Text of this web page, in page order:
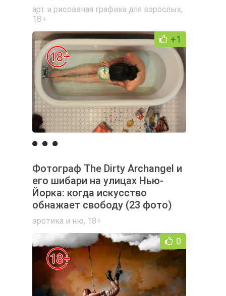
арт и рисованая графика для взрослых,
18+
+1
Фотограф The Dirty Archangel и
его шибари на улицах Нью-
Йорка: когда искусство
обнажает свободу (23 фото)
эротика и ню, 18+
0